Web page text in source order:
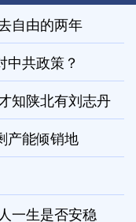
自由的两年
中共政策？
知陕北有刘志丹
产能倾销地
一生是否安稳